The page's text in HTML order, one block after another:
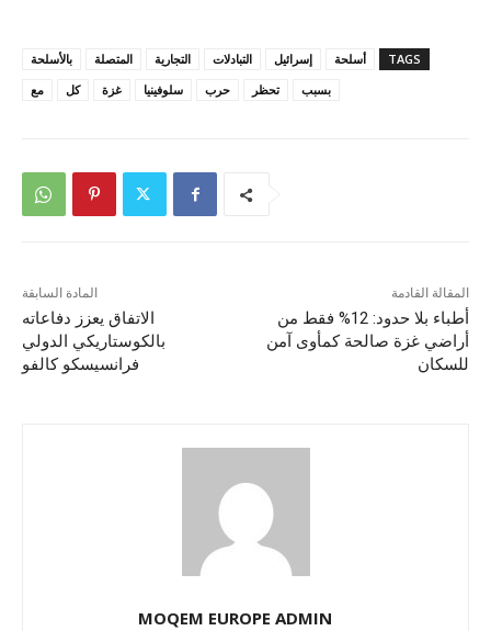
TAGS أسلحة إسرائيل التبادلات التجارية المتصلة
بالأسلحة
بسبب
تحظر حرب سلوفينيا غزة كل مع
المادة السابقة
الاتفاق يعزز دفاعاته
بالكوستاريكي الدولي
فرانسيسكو كالفو
المقالة القادمة
أطباء بلا حدود: 12% فقط من
أراضي غزة صالحة كمأوى آمن
للسكان
MOQEM EUROPE ADMIN